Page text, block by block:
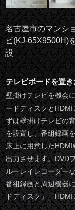
名古屋市のマンシ
ビ(KJ-65X9500H)
設
テレビボードを置
壁掛けテレビを機会
ードディスクと
ずは壁掛けテレビの
を設置し、番組録画
床上に用意した
出力させます。DVD
ルーレイレコーダー
番組録画と周辺機器
ドディスク」「